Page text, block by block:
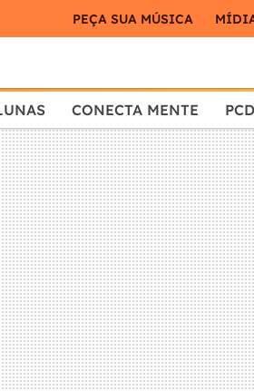
PEÇA SUA MÚSICA
CONECTA MENTE